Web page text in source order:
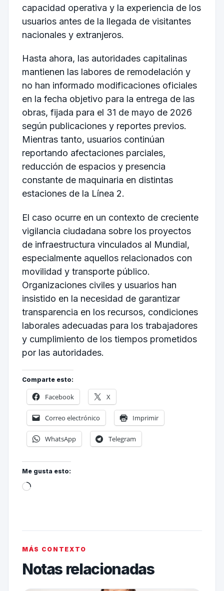
capacidad operativa y la experiencia de los
usuarios antes de la llegada de visitantes
nacionales y extranjeros.
Hasta ahora, las autoridades capitalinas
mantienen las labores de remodelación y
no han informado modificaciones oficiales
en la fecha objetivo para la entrega de las
obras, fijada para el 31 de mayo de 2026
según publicaciones y reportes previos.
Mientras tanto, usuarios continúan
reportando afectaciones parciales,
reducción de espacios y presencia
constante de maquinaria en distintas
estaciones de la Línea 2.
El caso ocurre en un contexto de creciente
vigilancia ciudadana sobre los proyectos
de infraestructura vinculados al Mundial,
especialmente aquellos relacionados con
movilidad y transporte público.
Organizaciones civiles y usuarios han
insistido en la necesidad de garantizar
transparencia en los recursos, condiciones
laborales adecuadas para los trabajadores
y cumplimiento de los tiempos prometidos
por las autoridades.
Comparte esto:
Facebook X
Correo electrónico Imprimir
WhatsApp Telegram
Me gusta esto:
MÁS CONTEXTO
Notas relacionadas